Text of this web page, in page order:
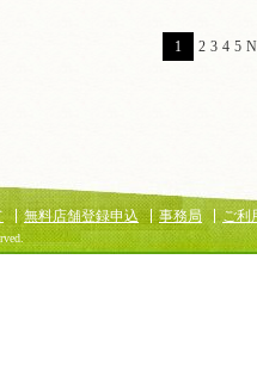
1 2 3 4 5
無料店舗登録申込 事務局 ご利